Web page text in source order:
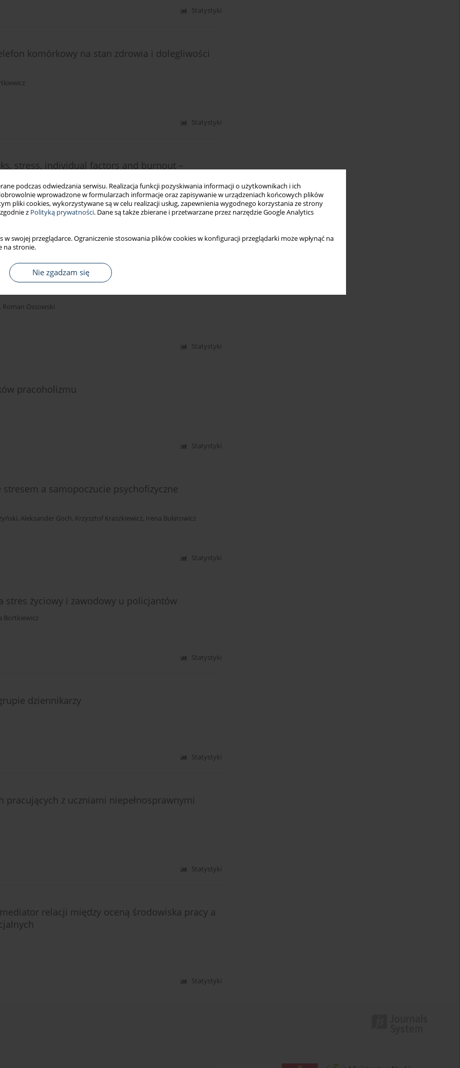
podczas odwiedzania serwisu. Realizacja funkcji pozyskiwania informacji o użytkownikach i ich
wprowadzone w formularzach informacje oraz zapisywanie w urządzeniach końcowych plików
pliki cookies, wykorzystywane są w celu realizacji usług, zapewnienia wygodnego korzystania ze strony
z Polityką prywatności. Dane są także zbierane i przetwarzane przez narzędzie Google Analytics
w swojej przeglądarce. Ograniczenie stosowania plików cookies w konfiguracji przeglądarki może wpłynąć na
na stronie.
Nie zgadzam się
Statystyki
komórkowy na stan zdrowia i dolegliwości
Statystyki
stress, individual factors and burnout –
and nurses
Nešić
Statystyki
Rola osobowości i wybranych cech
, Roman Ossowski
Statystyki
pracoholizmu
Statystyki
a samopoczucie psychofizyczne
, Aleksander Goch, Krzysztof Kraszkiewicz, Irena Bułatowicz
Statystyki
stres życiowy i zawodowy u policjantów
Bortkiewicz
Statystyki
dziennikarzy
Statystyki
z uczniami niepełnosprawnymi
Statystyki
relacji między oceną środowiska pracy a
Statystyki